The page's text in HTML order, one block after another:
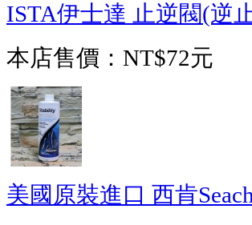
ISTA伊士達 止逆閥(逆
本店售價： NT$72元
美國原裝進口 西肯